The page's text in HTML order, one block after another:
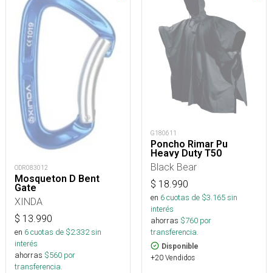
ODR083012
Mosqueton D Bent
Gate
XINDA
$ 13.990
en 6cuotas de $2.332sin
interés
ahorras $560 por
transferencia.
G180611
Poncho Rimar Pu
Heavy Duty T50
Black Bear
$ 18.990
en 6cuotas de $3.165sin
interés
ahorras $760 por
transferencia.
Disponible
+20 Vendidos